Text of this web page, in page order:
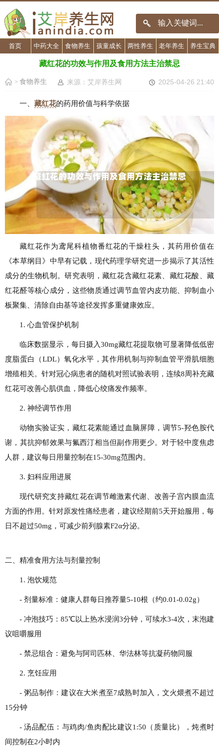
首页 中药大全 食物养生 孩童成长 两性养生 老年养生 养生宝典
藏红花的功效与作用及食用方法主治禁忌
> 食物养生 来源：艾岸养生网 2025-04-26 21:40
一、 藏红花的药用价值与科学依据
藏红花作为鸢尾科植物番红花的干燥柱头，其药用价值在
《本草纲目》中早有记载，现代药理学研究进一步揭示了其活性
成分的生物机制。研究表明，藏红花含藏红花素、藏红花酸、藏
红花醛等核心成分，这些物质通过调节血管内皮功能、抑制血小
板聚集、清除自由基等途径发挥多重健康效应。
1. 心血管保护机制
临床数据显示，每日摄入30mg藏红花提取物可显著降低低密
度脂蛋白（LDL）氧化水平，其作用机制与抑制血管平滑肌细胞
增殖相关。针对冠心病患者的随机对照试验表明，连续8周补充藏
红花可改善心肌供血，降低心绞痛发作频率。
2. 神经调节作用
动物实验证实，藏红花素能通过血脑屏障，调节5-羟色胺代
谢，其抗抑郁效果与氟西汀相当但副作用更少。对于轻中度焦虑
人群，建议每日用量控制在15-30mg范围内。
3. 妇科应用进展
现代研究支持藏红花在调节雌激素代谢、改善子宫内膜血流
方面的作用。针对原发性痛经患者，建议经期前5天开始服用，每
日不超过50mg，可减少前列腺素F2α分泌。
二、精准食用方法与剂量控制
1. 泡饮规范
- 剂量标准：健康人群每日推荐量5-10根（约0.01-0.02g）
- 冲泡技巧：85℃以上热水浸润3分钟，可续水3-4次，末泡建
议咀嚼服用
- 禁忌组合：避免与阿司匹林、华法林等抗凝药物同服
2. 烹饪应用
- 粥品制作：建议在大米煮至7成熟时加入，文火煨煮不超过
15分钟
- 汤品配伍：与鸡肉/鱼肉配比建议1:50（质量比），炖煮时
间控制在2小时内